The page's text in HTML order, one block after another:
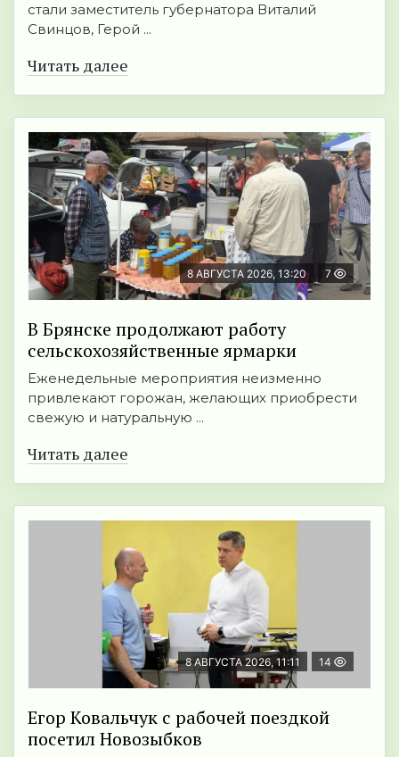
стали заместитель губернатора Виталий
Свинцов, Герой ...
Читать далее
8 АВГУСТА 2026, 13:20 7
В Брянске продолжают работу
сельскохозяйственные ярмарки
Еженедельные мероприятия неизменно
привлекают горожан, желающих приобрести
свежую и натуральную ...
Читать далее
8 АВГУСТА 2026, 11:11 14
Егор Ковальчук с рабочей поездкой
посетил Новозыбков